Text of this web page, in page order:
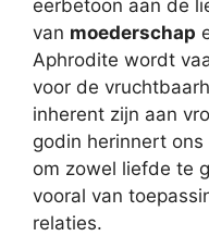
eerbetoon aan de
van moederschap
Aphrodite wordt
voor de
inherent zijn aan
godin herinnert
om zowel liefde te
vooral van
relaties.